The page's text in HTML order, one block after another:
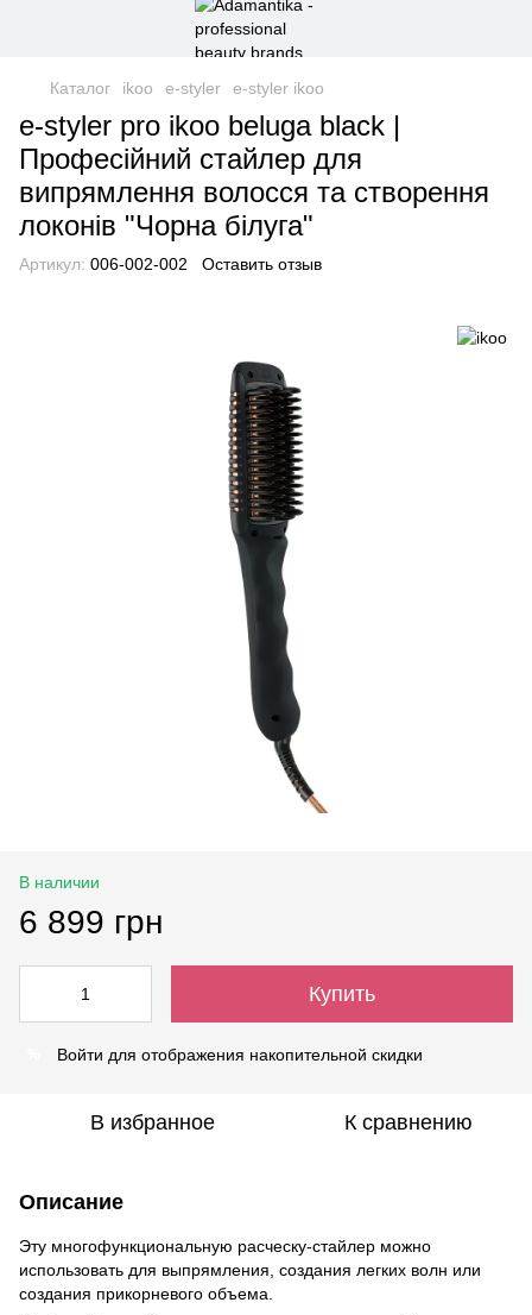
Каталог ikoo e-styler e-styler ikoo
e-styler pro ikoo beluga black |
Професійний стайлер для
випрямлення волосся та створення
локонів "Чорна білуга"
Артикул: 006-002-002 Оставить отзыв
В наличии
6 899 грн
Купить
Войти для отображения накопительной скидки
В избранное К сравнению
Описание
Эту многофункциональную расческу-стайлер можно
использовать для выпрямления, создания легких волн или
создания прикорневого объема.